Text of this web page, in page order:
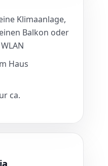
Klimaanlage,
Balkon oder
Haus
ca.